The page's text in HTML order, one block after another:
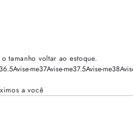
tamanho voltar ao estoque.
36.5Avise-me37Avise-me37.5Avise-me38
a você